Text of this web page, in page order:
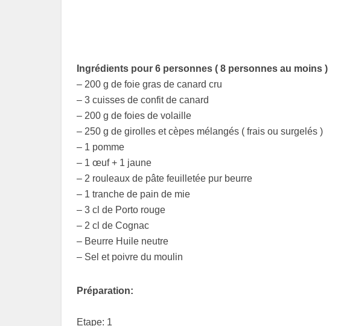
Ingrédients pour 6 personnes ( 8 personnes au moins )
– 200 g de foie gras de canard cru
– 3 cuisses de confit de canard
– 200 g de foies de volaille
– 250 g de girolles et cèpes mélangés ( frais ou surgelés )
– 1 pomme
– 1 œuf + 1 jaune
– 2 rouleaux de pâte feuilletée pur beurre
– 1 tranche de pain de mie
– 3 cl de Porto rouge
– 2 cl de Cognac
– Beurre Huile neutre
– Sel et poivre du moulin
Préparation:
Etape: 1